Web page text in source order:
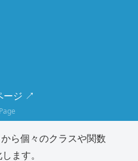
ージ ↗
ら個々のクラスや関数
ます。